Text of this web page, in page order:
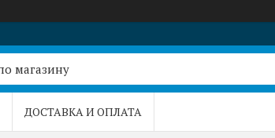
ДОСТАВКА И ОПЛАТА